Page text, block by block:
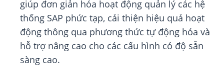
giúp đơn giản hóa hoạt động quản lý các hệ
thống SAP phức tạp, cải thiện hiệu quả hoạt
động thông qua phương thức tự động hóa và
hỗ trợ nâng cao cho các cấu hình có độ sẵn
sàng cao.